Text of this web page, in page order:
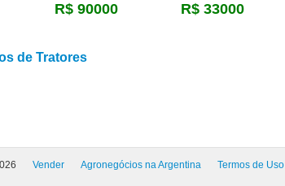
R$ 90000 R$ 33000
de Tratores
Vender Agronegócios na Argentina Termos de Uso